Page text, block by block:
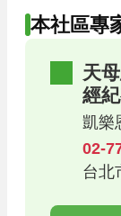
本社區專
天
經
凱樂
02-
台北